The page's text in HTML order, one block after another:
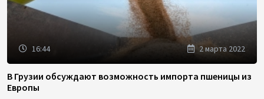
16:44 2 марта 2022
В Грузии обсуждают возможность импорта пшеницы из
Европы